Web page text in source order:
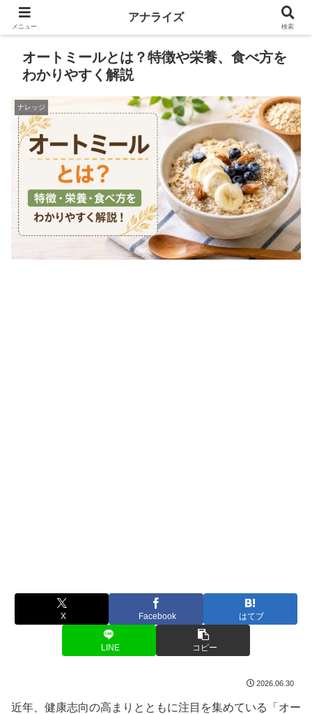
オートミールとは？特徴や栄養、食べ方を
わかりやすく解説
ナレッジ
X Facebook はてブ
LINE コピー
2026.06.30
近年、健康志向の高まりとともに注目を集めている「オー
メニュー
アナライズ
検索